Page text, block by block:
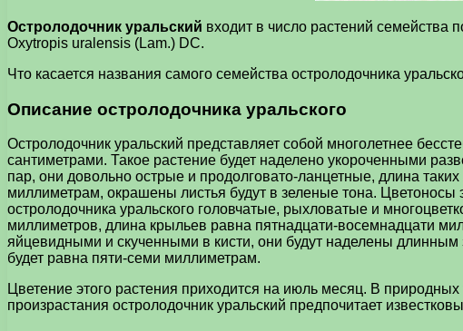
Остролодочник уральский входит в число растений семейства
Oxytropis uralensis (Lam.) DC.
Что касается названия самого семейства остролодочника
Описание остролодочника уральского
Остролодочник уральский представляет собой многолетнее
сантиметрами. Такое растение будет наделено укороченными
пар, они довольно острые и продолговато-ланцетные, длина
миллиметрам, окрашены листья будут в зеленые тона.
остролодочника уральского головчатые, рыхловатые и
миллиметров, длина крыльев равна пятнадцати-восемнадцати
яйцевидными и скученными в кисти, они будут наделены
будет равна пяти-семи миллиметрам.
Цветение этого растения приходится на июль месяц. В
произрастания остролодочник уральский предпочитает